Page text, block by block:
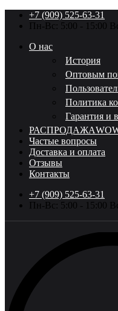
+7 (909) 525-63-31
Пн-Вс: 5:00 - 15:00
О нас
История
Оптовым
Политика
Гарантия и
РАСПРОДАЖА
Частые вопросы
Доставка и оплата
Отзывы
Контакты
+7 (909) 525-63-31
Пн-Вс: 5:00 - 15:00